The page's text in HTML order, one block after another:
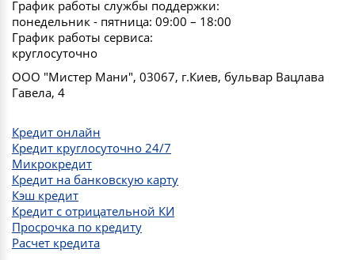
График работы службы поддержки:
понедельник - пятница: 09:00 – 18:00
График работы сервиса:
круглосуточно
ООО "Мистер Мани", 03067, г.Киев, бульвар Вацлава
Гавела, 4
Кредит онлайн
Кредит круглосуточно 24/7
Микрокредит
Кредит на банковскую карту
Кэш кредит
Кредит с отрицательной КИ
Просрочка по кредиту
Расчет кредита